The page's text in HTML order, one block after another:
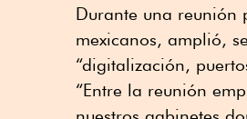
Durante una reunión
mexicanos, amplió,
“digitalización,
“Entre la reunión